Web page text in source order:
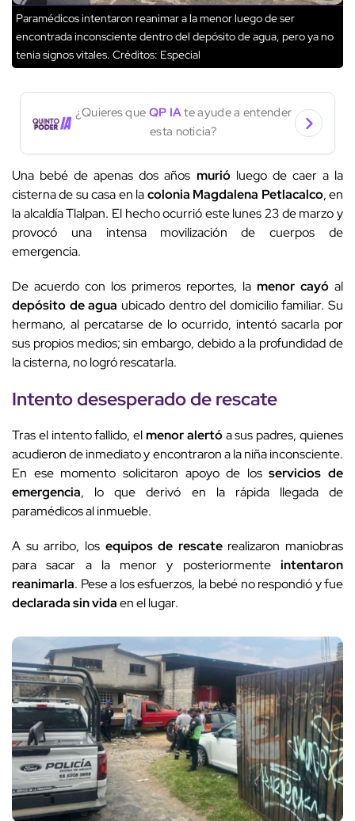
Paramédicos intentaron reanimar a la menor luego de ser
encontrada inconsciente dentro del depósito de agua, pero ya no
tenia signos vitales. Créditos: Especial
¿Quieres que QP IAte ayude a entender
esta noticia?
Una bebé de apenas dos años murióluego de caer a la
cisterna de su casa en lacolonia Magdalena Petlacalco, en
la alcaldía Tlalpan. El hecho ocurrió este lunes 23 de marzo y
provocó una intensa movilización de cuerpos de
emergencia.
De acuerdo con los primeros reportes, la menor cayó al
depósito de agua ubicado dentro del domicilio familiar. Su
hermano, al percatarse de lo ocurrido, intentó sacarla por
sus propios medios; sin embargo, debido a la profundidad de
la cisterna, no logró rescatarla.
Intento desesperado de rescate
Tras el intento fallido, elmenor alertóa sus padres, quienes
acudieron de inmediato y encontraron a la niña inconsciente.
En ese momento solicitaron apoyo de losservicios de
emergencia, lo que derivó en la rápida llegada de
paramédicos al inmueble.
A su arribo, los equipos de rescaterealizaron maniobras
para sacar a la menor y posteriormente intentaron
reanimarla. Pese a los esfuerzos, la bebé no respondió y fue
declarada sin vidaen el lugar.